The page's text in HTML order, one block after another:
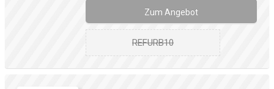
Zum Angebot
REFURB10